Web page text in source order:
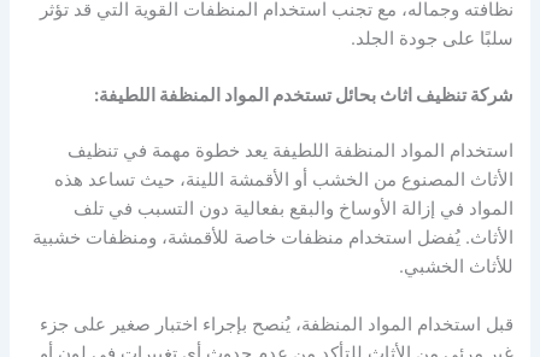
نظافته وجماله، مع تجنب استخدام المنظفات القوية التي قد تؤثر
سلبًا على جودة الجلد.
شركة تنظيف اثاث بحائل تستخدم المواد المنظفة اللطيفة:
استخدام المواد المنظفة اللطيفة يعد خطوة مهمة في تنظيف
الأثاث المصنوع من الخشب أو الأقمشة اللينة، حيث تساعد هذه
المواد في إزالة الأوساخ والبقع بفعالية دون التسبب في تلف
الأثاث. يُفضل استخدام منظفات خاصة للأقمشة، ومنظفات خشبية
للأثاث الخشبي.
قبل استخدام المواد المنظفة، يُنصح بإجراء اختبار صغير على جزء